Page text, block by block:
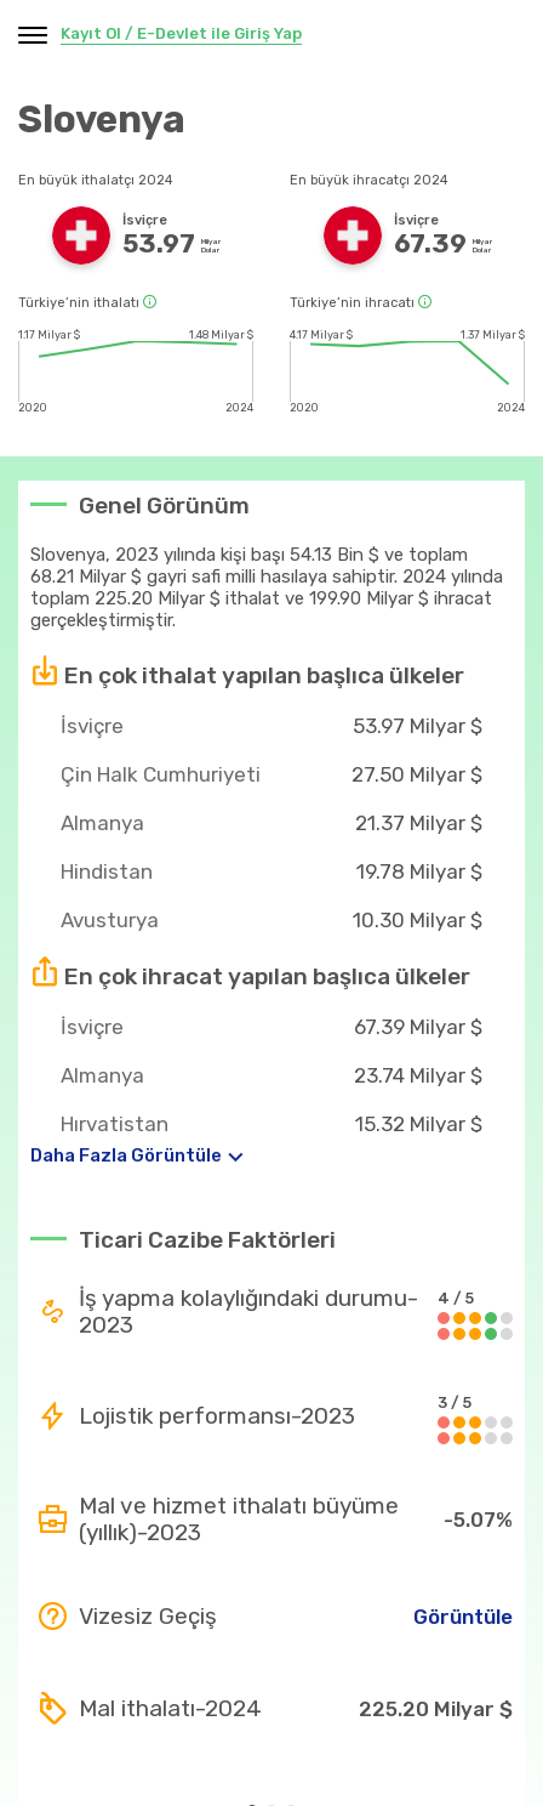
Kayıt Ol / E-Devlet ile Giriş Yap
Slovenya
En büyük ithalatçı 2024
İsviçre
53.97
Milyar
Dolar
En büyük ihracatçı 2024
İsviçre
67.39
Milyar
Dolar
Türkiye’nin ithalatı
1.17 Milyar $
2020
1.48 Milyar $
2024
Türkiye’nin ihracatı
4.17 Milyar $
2020
1.37 Milyar $
2024
Genel Görünüm
Slovenya, 2023 yılında kişi başı 54.13 Bin $ ve toplam
68.21 Milyar $ gayri safi milli hasılaya sahiptir. 2024 yılında
toplam 225.20 Milyar $ ithalat ve 199.90 Milyar $ ihracat
gerçekleştirmiştir.
En çok ithalat yapılan başlıca ülkeler
İsviçre
53.97 Milyar $
Çin Halk Cumhuriyeti
27.50 Milyar $
Almanya
21.37 Milyar $
Hindistan
19.78 Milyar $
Avusturya
10.30 Milyar $
En çok ihracat yapılan başlıca ülkeler
İsviçre
67.39 Milyar $
Almanya
23.74 Milyar $
Hırvatistan
15.32 Milyar $
29
22.71 Milyar $
30
11.06 Milyar $
3004
8.49 Milyar $
30
27.19 Milyar $
300490
24.04 Milyar $
Daha Fazla Görüntüle
Ticari Cazibe Faktörleri
İş yapma kolaylığındaki durumu-
2023
4 / 5
Lojistik performansı-2023 3 / 5
Mal ve hizmet ithalatı büyüme
(yıllık)-2023
-5.07%
Vizesiz Geçiş Görüntüle
Mal ithalatı-2024 225.20 Milyar $